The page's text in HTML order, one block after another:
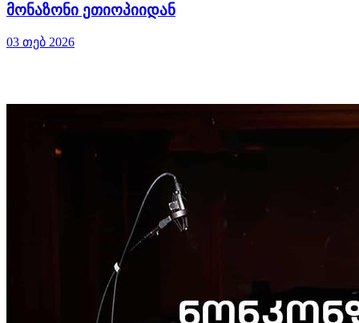
მონაზონი ეთიოპიიდან
03 თებ 2026